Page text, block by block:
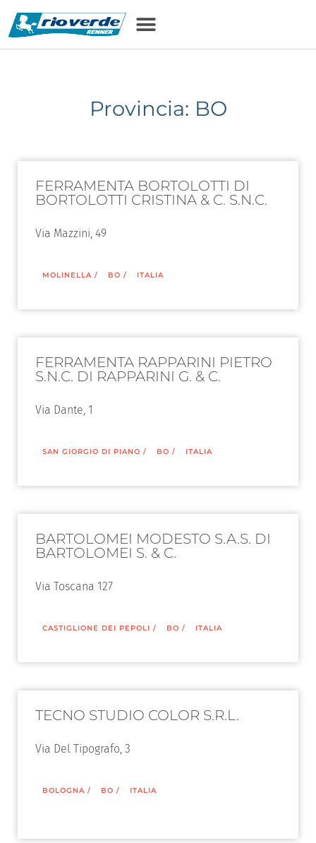
Provincia: BO
FERRAMENTA BORTOLOTTI DI
BORTOLOTTI CRISTINA & C. S.N.C.
Via Mazzini, 49
MOLINELLA / BO / ITALIA
FERRAMENTA RAPPARINI PIETRO
S.N.C. DI RAPPARINI G. & C.
Via Dante, 1
SAN GIORGIO DI PIANO / BO / ITALIA
BARTOLOMEI MODESTO S.A.S. DI
BARTOLOMEI S. & C.
Via Toscana 127
CASTIGLIONE DEI PEPOLI / BO / ITALIA
TECNO STUDIO COLOR S.R.L.
Via Del Tipografo, 3
BOLOGNA / BO / ITALIA